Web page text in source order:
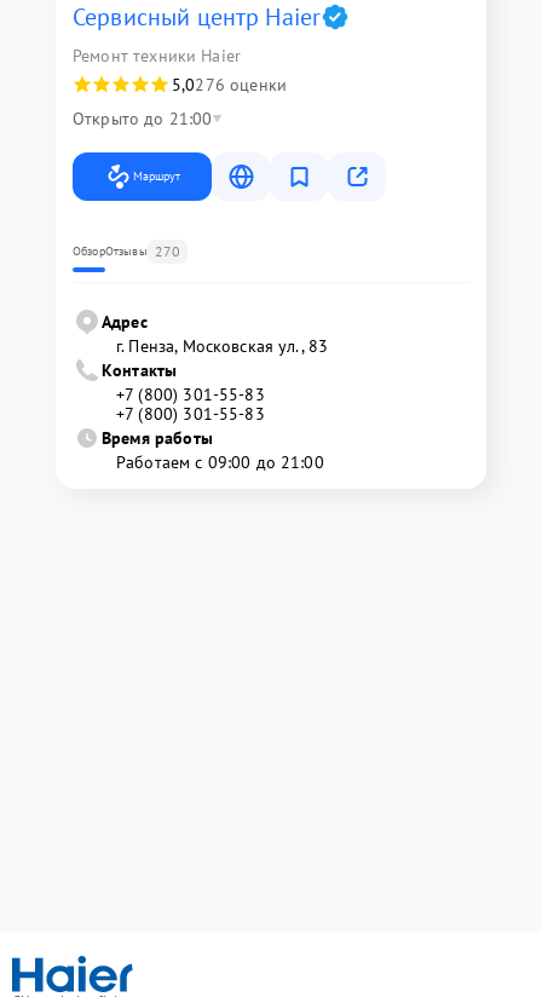
Сервисный центр Haier
Ремонт техники Haier
5,0276 оценки
Открыто до 21:00
Маршрут
ОбзорОтзывы 270
Адрес
г. Пенза, Московская ул., 83
Контакты
+7 (800) 301-55-83
+7 (800) 301-55-83
Время работы
Работаем с 09:00 до 21:00